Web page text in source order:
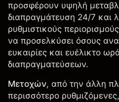
προσφέρουν υψηλή
διαπραγμάτευση 24/7 και
ρυθμιστικούς
να προσελκύσει όσους
ευκαιρίες και ευέλικτο
διαπραγματεύσεων.
Μετοχών, από την άλλη
περισσότερο